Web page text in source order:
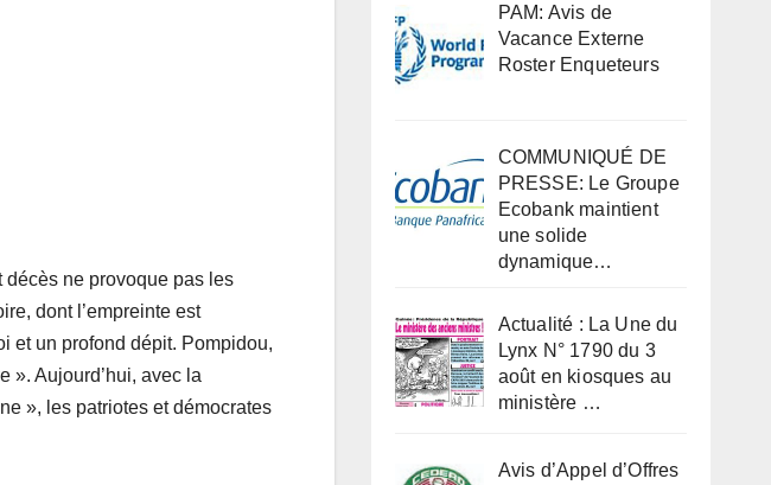
décès ne provoque pas les
dont l’empreinte est
et un profond dépit. Pompidou,
». Aujourd’hui, avec la
», les patriotes et démocrates
PAM: Avis de
Vacance Externe
Roster Enqueteurs
COMMUNIQUÉ DE
PRESSE: Le Groupe
Ecobank maintient
une solide
dynamique…
Actualité : La Une du
Lynx N° 1790 du 3
août en kiosques au
ministère …
Avis d’Appel d’Offres